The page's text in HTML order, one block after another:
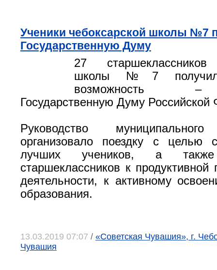
Ученики чебоксарской школы №7
Государственную Думу
27 старшеклассников
школы №7 получил
возможность –
Государственную Думу Российской
Руководство
организовало поездку с целью
лучших учеников, а также
старшеклассников к продуктивной
деятельности, к активному
образования.
13.03.2019 07:07 / «Советская Чувашия», г.
Чувашия